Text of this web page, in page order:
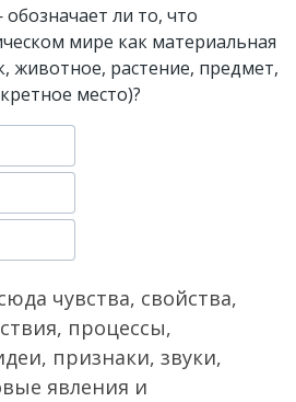
ли то, что
мире как материальная
животное, растение, предмет,
место)?
чувства, свойства,
процессы,
признаки, звуки,
явления и